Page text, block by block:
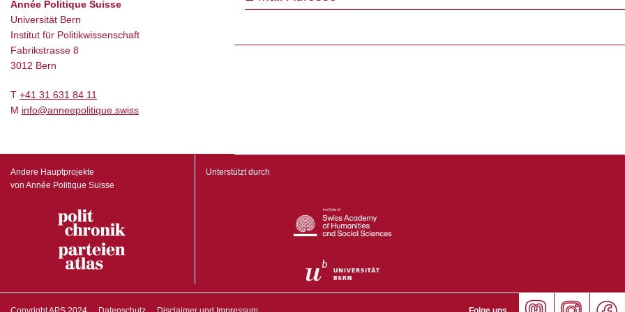
Année Politique Suisse
Universität Bern
Institut für Politikwissenschaft
Fabrikstrasse 8
3012 Bern
T +41 31 631 84 11
M info@anneepolitique.swiss
Andere Hauptprojekte
von Année Politique Suisse
Unterstützt durch